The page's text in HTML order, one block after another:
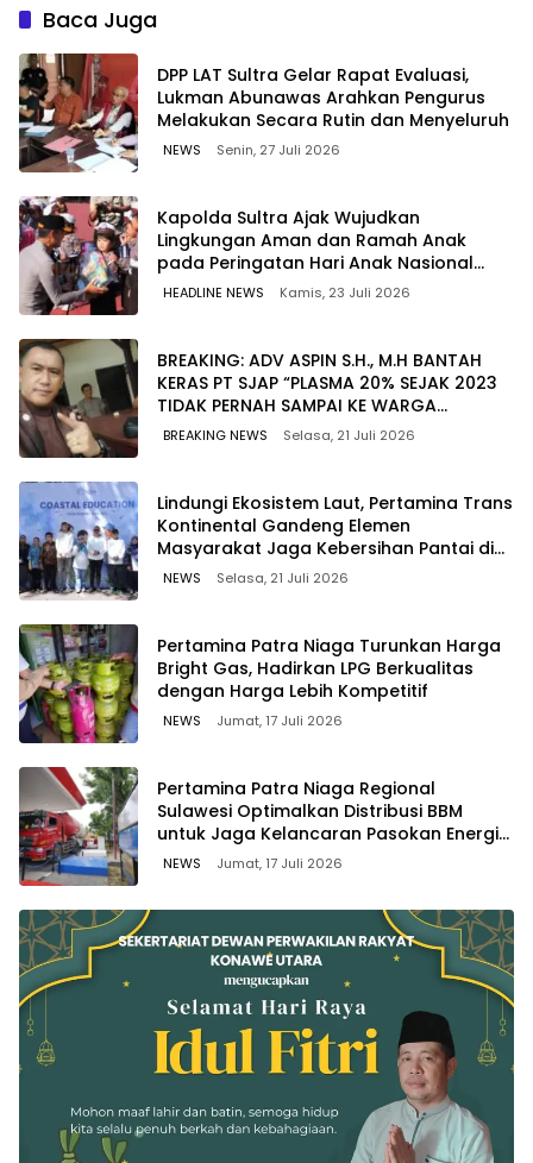
Lebih Kompetitif
Baca Juga
‎DPP LAT Sultra Gelar Rapat Evaluasi,
Lukman Abunawas Arahkan Pengurus
Melakukan Secara Rutin dan Menyeluruh
NEWS Senin, 27 Juli 2026
Kapolda Sultra Ajak Wujudkan
Lingkungan Aman dan Ramah Anak
pada Peringatan Hari Anak Nasional
2026
HEADLINE NEWS Kamis, 23 Juli 2026
BREAKING: ADV ASPIN S.H., M.H BANTAH
KERAS PT SJAP “PLASMA 20% SEJAK 2023
TIDAK PERNAH SAMPAI KE WARGA
WAWOONE!
BREAKING NEWS Selasa, 21 Juli 2026
Lindungi Ekosistem Laut, Pertamina Trans
Kontinental Gandeng Elemen
Masyarakat Jaga Kebersihan Pantai di
Bitung, Sulawesi
NEWS Selasa, 21 Juli 2026
Pertamina Patra Niaga Turunkan Harga
Bright Gas, Hadirkan LPG Berkualitas
dengan Harga Lebih Kompetitif
NEWS Jumat, 17 Juli 2026
Pertamina Patra Niaga Regional
Sulawesi Optimalkan Distribusi BBM
untuk Jaga Kelancaran Pasokan Energi
di Seluruh Wilayah Sulawesi
NEWS Jumat, 17 Juli 2026